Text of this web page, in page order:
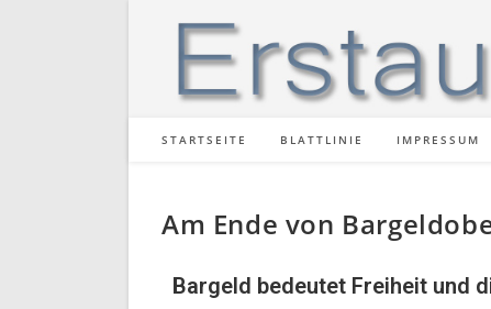
STARTSEITE BLATTLINIE IMPRESSUM
Am Ende von
Bargeld bedeutet Freiheit und